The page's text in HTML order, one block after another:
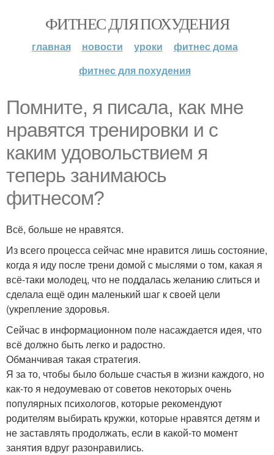
ФИТНЕС ДЛЯ ПОХУДЕНИЯ
главная новости уроки
фитнес дома
фитнес для похудения
Помните, я писала, как мне
нравятся тренировки и с
каким удовольствием я
теперь занимаюсь
фитнесом?
Всё, больше не нравятся.
Из всего процесса сейчас мне нравится лишь состояние,
когда я иду после трени домой с мыслями о том, какая я
всё-таки молодец, что не поддалась желанию слиться и
сделала ещё один маленький шаг к своей цели
(укрепление здоровья.
Сейчас в информационном поле насаждается идея, что
всё должно быть легко и радостно.
Обманчивая такая стратегия.
Я за то, чтобы было больше счастья в жизни каждого, но
как-то я недоумеваю от советов некоторых очень
популярных психологов, которые рекомендуют
родителям выбирать кружки, которые нравятся детям и
не заставлять продолжать, если в какой-то момент
занятия вдруг разонравились.